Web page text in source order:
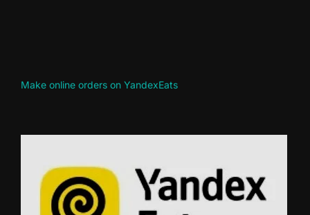
Make online orders on YandexEats